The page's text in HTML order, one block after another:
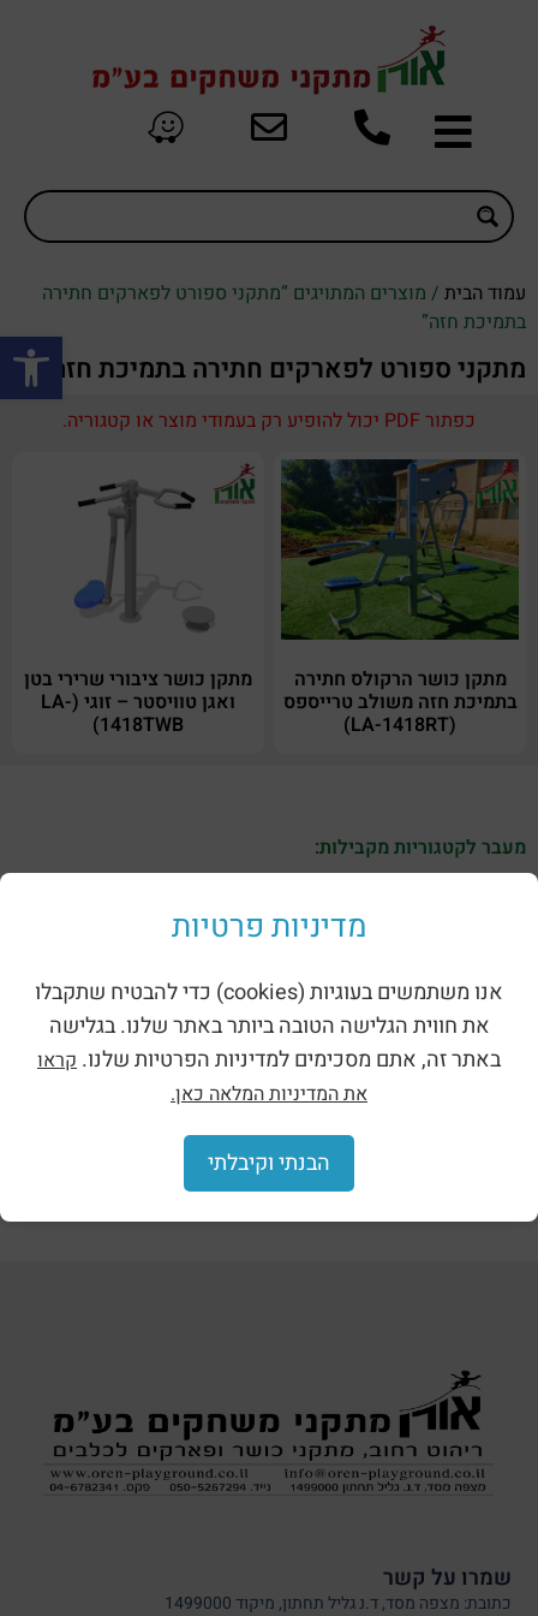
פתח
עמוד הבית / מוצרים המתויגים “מתקני ספורט לפארקים חתירה
בתמיכת חזה”
מתקני ספורט לפארקים חתירה בתמיכת חזה
כפתור PDF יכול להופיע רק בעמודי מוצר או קטגוריה.
מתקן כושר הרקולס חתירה
בתמיכת חזה משולב טרייספס
(LA-1418RT)
מתקן כושר ציבורי שרירי בטן
ואגן טוויסטר – זוגי (LA-
1418TWB)
מעבר לקטגוריות מקבילות:
הצללות וסככות
שמרו על קשר
כתובת: מצפה מסד, ד.נ גליל תחתון, מיקוד 1499000
מדיניות פרטיות
אנו משתמשים בעוגיות (cookies) כדי להבטיח שתקבלו
את חווית הגלישה הטובה ביותר באתר שלנו. בגלישה
באתר זה, אתם מסכימים למדיניות הפרטיות שלנו. קראו
את המדיניות המלאה כאן.
הבנתי וקיבלתי